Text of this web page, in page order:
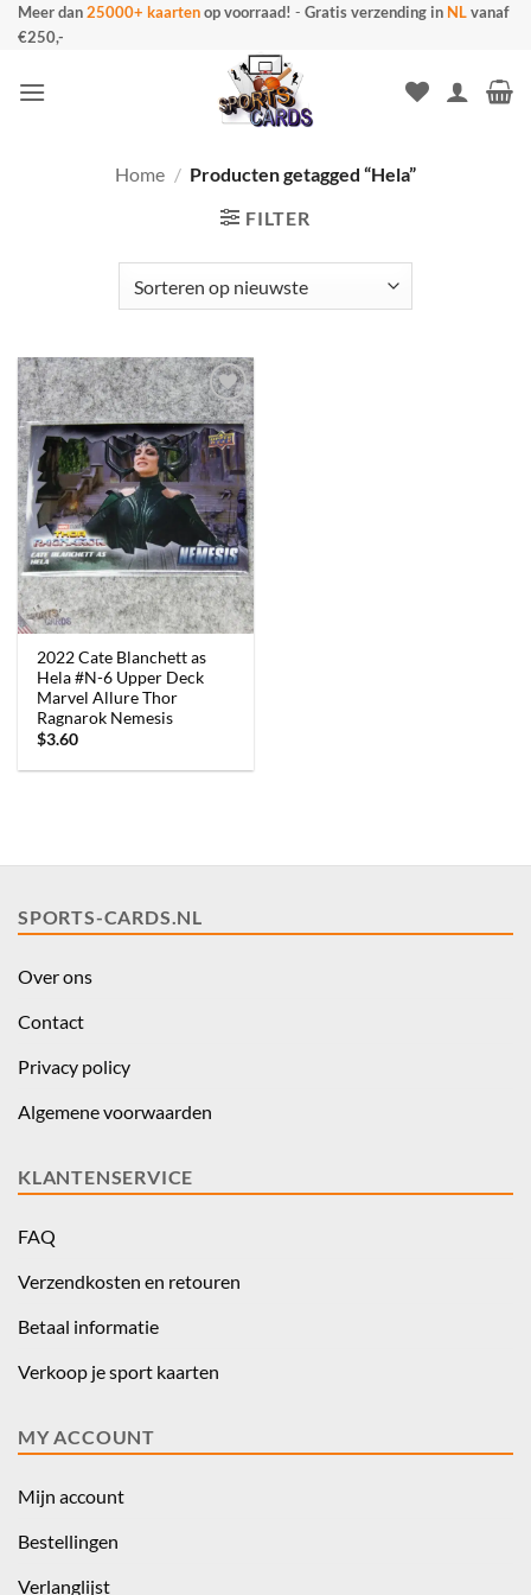
Ga
naar
Meer dan25000+ kaartenop voorraad! - Gratis verzending in NLvanaf
€250,-
Home / Producten getagged “Hela”
FILTER
2022 Cate Blanchett as
Hela #N-6 Upper Deck
Marvel Allure Thor
Ragnarok Nemesis
$3.60
SPORTS-CARDS.NL
Over ons
Contact
Privacy policy
Algemene voorwaarden
KLANTENSERVICE
FAQ
Verzendkosten en retouren
Betaal informatie
Verkoop je sport kaarten
MY ACCOUNT
Mijn account
Bestellingen
Verlanglijst